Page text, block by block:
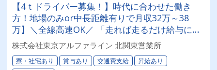
【4ｔドライバー募集！】時代に合わせた働き
方！地場のみor中長距離有りで月収32万～38
万】＼全線高速OK／ 「走れば走るだけ給与に還
元」されるから、モチベーションも常にMAX♪寮
ありで遠方からの応募も大歓迎★
株式会社東京アルファライン 北関東営業所
寮・社宅あり 賞与あり 交通費支給
昇給あり